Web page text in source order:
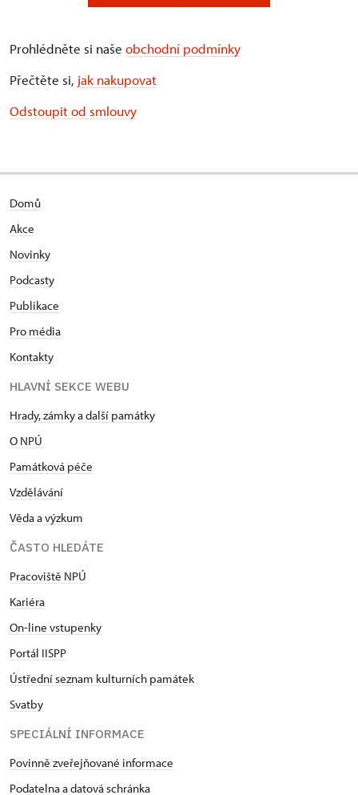
Prohlédněte si naše obchodní podmínky
Přečtěte si, jak nakupovat
Odstoupit od smlouvy
Domů
Akce
Novinky
Podcasty
Publikace
Pro média
Kontakty
HLAVNÍ SEKCE WEBU
Hrady, zámky a další památky
O NPÚ
Památková péče
Vzdělávání
Věda a výzkum
ČASTO HLEDÁTE
Pracoviště NPÚ
Kariéra
On-line vstupenky
Portál IISPP
Ústřední seznam kulturních památek
Svatby
SPECIÁLNÍ INFORMACE
Povinně zveřejňované informace
Podatelna a datová schránka